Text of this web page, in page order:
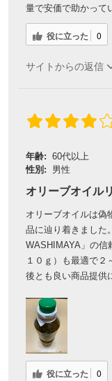
量で安価で助かって
役に立った 0
サイトからの返信
年齢: 60代以上
性別:
男性
オリーブオイル
オリーブオイルは偽
品に辿り着きました
WASHIMAYA」の信
１０ｇ）も最適で２
後とも良い商品提供
役に立った 0